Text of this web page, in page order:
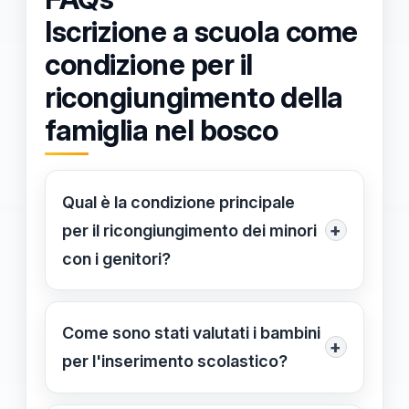
Iscrizione a scuola come
condizione per il
ricongiungimento della
famiglia nel bosco
Qual è la condizione principale
per il ricongiungimento dei minori
con i genitori?
+
Il rientro dei tre bambini presso la
famiglia è strettamente vincolato
all'iscrizione e alla frequenza regolare
Come sono stati valutati i bambini
per l'inserimento scolastico?
+
I minori hanno superato test di